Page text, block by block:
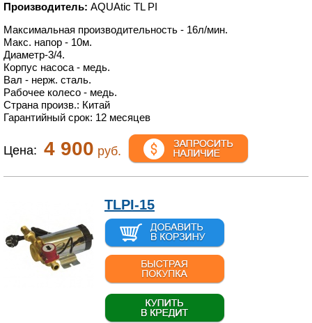
Производитель: AQUAtic TL PI
Максимальная производительность - 16л/мин.
Макс. напор - 10м.
Диаметр-3/4.
Корпус насоса - медь.
Вал - нерж. сталь.
Рабочее колесо - медь.
Страна произв.: Китай
Гарантийный срок: 12 месяцев
Цена: 4 900 руб.
TLPI-15